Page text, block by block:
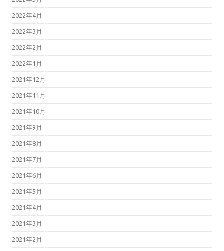
2022年4月
2022年3月
2022年2月
2022年1月
2021年12月
2021年11月
2021年10月
2021年9月
2021年8月
2021年7月
2021年6月
2021年5月
2021年4月
2021年3月
2021年2月